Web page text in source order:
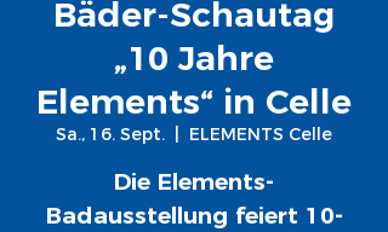
Bäder-Schautag
„10 Jahre
Elements“ in Celle
Sa., 16. Sept. ELEMENTS Celle
Die Elements-
Badausstellung feiert 10-